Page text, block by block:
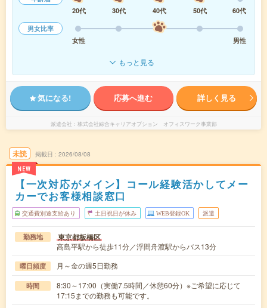
20代
30代 40代 50代
60代
男女比率
女性
男性
もっと見る
気になる! 応募へ進む 詳しく見る
派遣会社 株式会社綜合キャリアオプション オフィスワーク事業部
未読
NEW
掲載日 2026/08/08
【一次対応がメイン】コール経験活かしてメー
カーでお客様相談窓口
交通費別途支給あり 土日祝日が休み WEB登録OK 派遣
勤務地 東京都板橋区
高島平駅から徒歩11分／浮間舟渡駅からバス13分
曜日頻度 月～金の週5日勤務
時間
8:30～17:00（実働7.5時間／休憩60分）※ご希望に応じて
17:15までの勤務も可能です。